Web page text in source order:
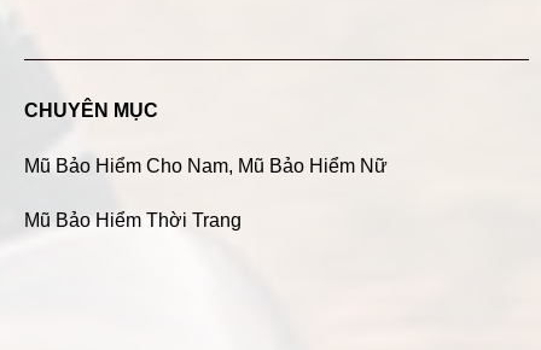
CHUYÊN MỤC
Mũ Bảo Hiểm Cho Nam, Mũ Bảo Hiểm Nữ
Mũ Bảo Hiểm Thời Trang